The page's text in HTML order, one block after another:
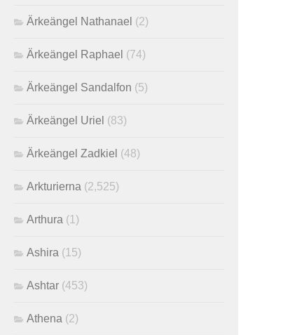
Ärkeängel Nathanael (2)
Ärkeängel Raphael (74)
Ärkeängel Sandalfon (5)
Ärkeängel Uriel (83)
Ärkeängel Zadkiel (48)
Arkturierna (2,525)
Arthura (1)
Ashira (15)
Ashtar (453)
Athena (2)